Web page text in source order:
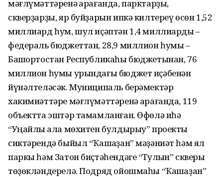
мәғлүмәттәренә ҡарағанда, парктарҙы,
скверҙарҙы, яр буйҙарын ипкә килтереү өсөн 1,52
миллиард һум, шул иҫәптән 1,4 миллиарды –
федераль бюджеттан, 28,9 миллион һумы –
Башҡортостан Республикаһы бюджетынан, 76
миллион һумы урындағы бюджет иҫәбенән
йүнәлтеләсәк. Муниципаль берәмектәр
хакимиәттәре мәғлүмәттәренә ҡарағанда, 119
объектта эштәр тамамланған. Өфөлә иһә
“Уңайлы ҡала мөхитен булдырыу” проекты
сиктәрендә быйыл “Ҡашҡаҙан” мәҙәниәт һәм ял
паркы һәм Затон биҫтәһендәге “Тулҡын” скверы
төҙөкләндерелә. Подряд ойошмаһы “Ҡашҡаҙан”